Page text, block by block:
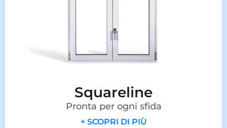
Squareline
Pronta per ogni sfida
+ SCOPRI DI PIÙ